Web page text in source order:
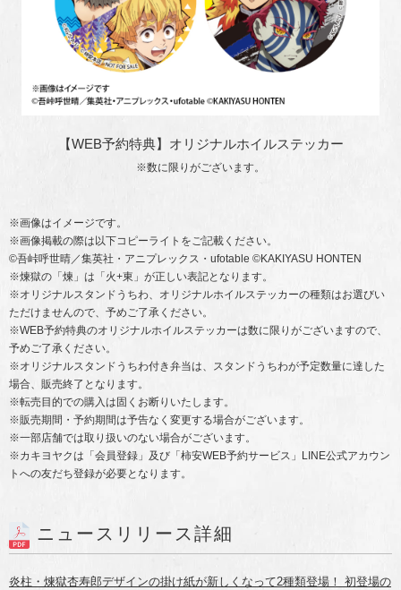
【WEB予約特典】オリジナルホイルステッカー
※数に限りがございます。
※画像はイメージです。
※画像掲載の際は以下コピーライトをご記載ください。
©吾峠呼世晴／集英社・アニプレックス・ufotable ©KAKIYASU HONTEN
※煉獄の「煉」は「火+東」が正しい表記となります。
※オリジナルスタンドうちわ、オリジナルホイルステッカーの種類はお選びい
ただけませんので、予めご了承ください。
※WEB予約特典のオリジナルホイルステッカーは数に限りがございますので、
予めご了承ください。
※オリジナルスタンドうちわ付き弁当は、スタンドうちわが予定数量に達した
場合、販売終了となります。
※転売目的での購入は固くお断りいたします。
※販売期間・予約期間は予告なく変更する場合がございます。
※一部店舗では取り扱いのない場合がございます。
※カキヨヤクは「会員登録」及び「柿安WEB予約サービス」LINE公式アカウン
トへの友だち登録が必要となります。
ニュースリリース詳細
炎柱・煉獄杏寿郎デザインの掛け紙が新しくなって2種類登場！ 初登場の